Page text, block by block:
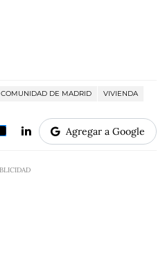
COMUNIDAD DE MADRID
VIVIENDA
Agregar a Google